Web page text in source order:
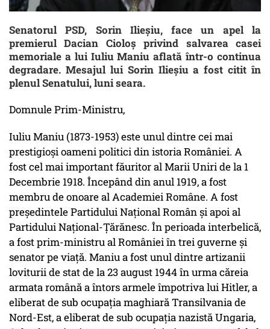
Senatorul PSD, Sorin Ilieșiu, face un apel la
premierul Dacian Cioloș privind salvarea casei
memoriale a lui Iuliu Maniu aflată într-o continua
degradare. Mesajul lui Sorin Ilieșiu a fost citit în
plenul Senatului, luni seara.
Domnule Prim-Ministru,
Iuliu Maniu (1873-1953) este unul dintre cei mai
prestigioşi oameni politici din istoria României. A
fost cel mai important făuritor al Marii Uniri de la 1
Decembrie 1918. Începând din anul 1919, a fost
membru de onoare al Academiei Române. A fost
președintele Partidului Național Român și apoi al
Partidului Național-Țărănesc. În perioada interbelică,
a fost prim-ministru al României în trei guverne și
senator pe viață. Maniu a fost unul dintre artizanii
loviturii de stat de la 23 august 1944 în urma căreia
armata română a întors armele împotriva lui Hitler, a
eliberat de sub ocupația maghiară Transilvania de
Nord-Est, a eliberat de sub ocupația nazistă Ungaria,